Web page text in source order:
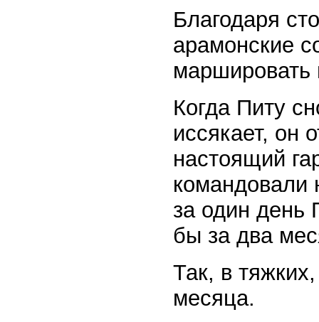
Благодаря
арамонские
маршировать
Когда Питу
иссякает, он
настоящий
командовали
за один день
бы за два
Так, в
месяца.